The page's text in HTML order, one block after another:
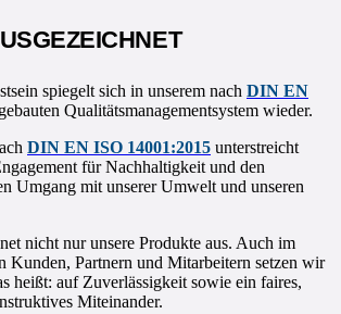
spiegelt sich in unserem nach DIN EN
Qualitätsmanagementsystem wieder.
DIN EN ISO 14001:2015 unterstreicht
für Nachhaltigkeit und den
Umgang mit unserer Umwelt und unseren
nicht nur unsere Produkte aus. Auch im
Kunden, Partnern und Mitarbeitern setzen wir
heißt: auf Zuverlässigkeit sowie ein faires,
Miteinander.